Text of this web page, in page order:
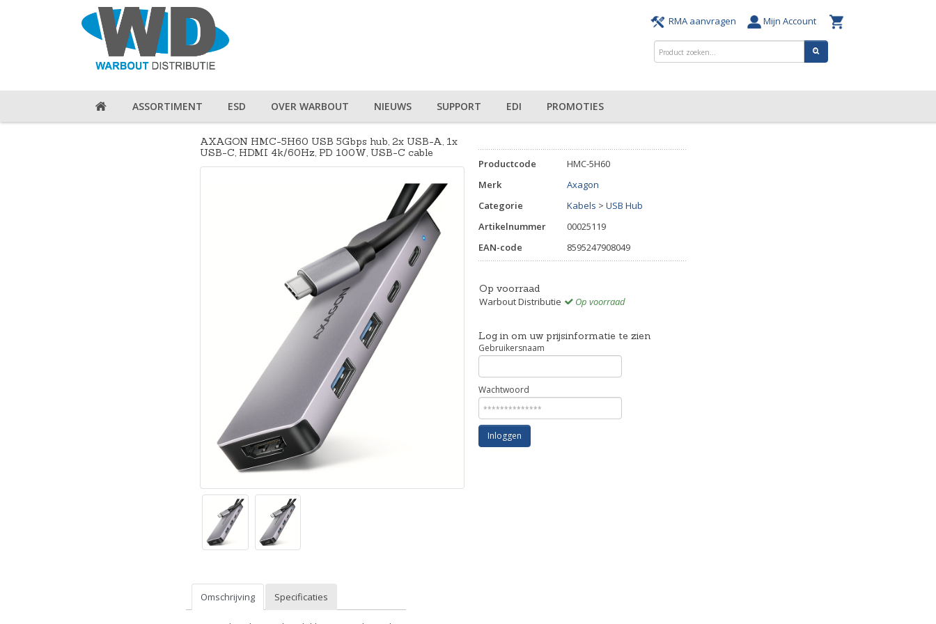
RMA aanvragen Mijn Account
ASSORTIMENT ESD OVER WARBOUT NIEUWS SUPPORT EDI PROMOTIES
AXAGON HMC-5H60 USB 5Gbps hub, 2x USB-A, 1x
USB-C, HDMI 4k/60Hz, PD 100W, USB-C cable
Productcode
HMC-5H60
Merk
Axagon
Categorie
Kabels > USB Hub
Artikelnummer
00025119
EAN-code
8595247908049
Op voorraad
Warbout Distributie
Op voorraad
Log in om uw prijsinformatie te zien
Gebruikersnaam
Wachtwoord
Inloggen
Omschrijving Specificaties